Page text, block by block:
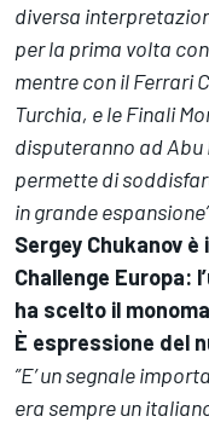
diversa
per la prima volta
mentre con il Ferrari
Turchia, e le Finali
disputeranno ad
permette di
in grande
Sergey Chukanov
Challenge Europa:
ha scelto il
È espressione del
”E’ un segnale
era sempre un